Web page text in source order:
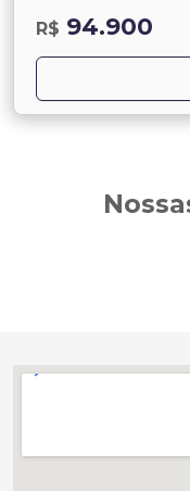
R$ 94.900